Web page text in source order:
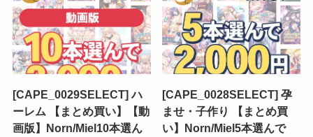
[CAPE_0029SELECT] ハ
ーレム 【まとめ買い】【動
画版】Norn/Miel10本選ん
[CAPE_0028SELECT] 孕
ませ・子作り 【まとめ買
い】Norn/Miel5本選んで